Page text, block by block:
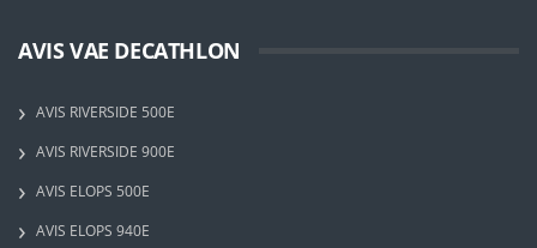
AVIS VAE DECATHLON
AVIS RIVERSIDE 500E
AVIS RIVERSIDE 900E
AVIS ELOPS 500E
AVIS ELOPS 940E